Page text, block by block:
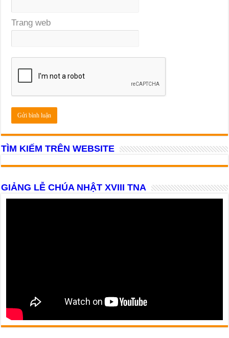
Trang web
TÌM KIẾM TRÊN WEBSITE
GIẢNG LỄ CHÚA NHẬT XVIII TNA